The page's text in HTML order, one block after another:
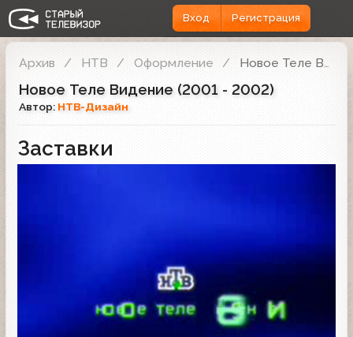
Вход Регистрация
Архив НТВ Оформление Новое Теле Видение (2001 - 2002)
Новое Теле Видение (2001 - 2002)
Автор: НТВ-Дизайн
Заставки